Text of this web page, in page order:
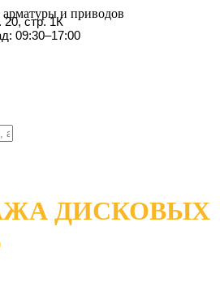
и приводов
стр. 1К
09:30–17:00
ДИСКОВЫХ